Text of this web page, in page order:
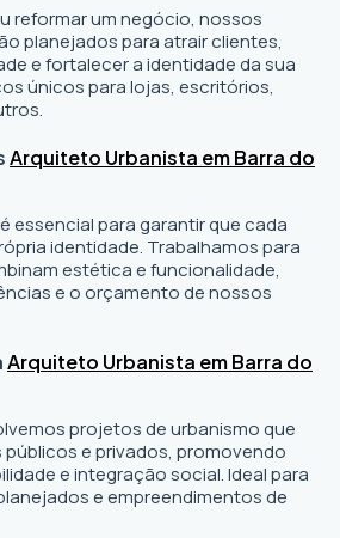
reformar um negócio, nossos
planejados para atrair clientes,
e fortalecer a identidade da sua
únicos para lojas, escritórios,
Arquiteto Urbanista em Barra do
essencial para garantir que cada
identidade. Trabalhamos para
estética e funcionalidade,
e o orçamento de nossos
Arquiteto Urbanista em Barra do
projetos de urbanismo que
e privados, promovendo
e integração social. Ideal para
e empreendimentos de